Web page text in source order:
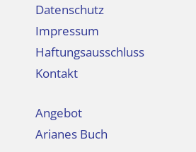
Datenschutz
Impressum
Haftungsausschluss
Kontakt
Angebot
Arianes Buch